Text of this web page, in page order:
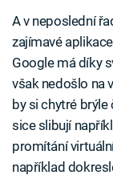
A v neposlední
zajímavé
Google má díky
však nedošlo na
by si chytré brýle
sice slibují
promítání
například